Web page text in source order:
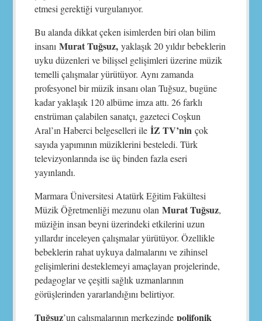
etmesi gerektiği vurgulanıyor.
Bu alanda dikkat çeken isimlerden biri olan bilim
insanı Murat Tuğsuz, yaklaşık 20 yıldır bebeklerin
uyku düzenleri ve bilişsel gelişimleri üzerine müzik
temelli çalışmalar yürütüyor. Aynı zamanda
profesyonel bir müzik insanı olan Tuğsuz, bugüne
kadar yaklaşık 120 albüme imza attı. 26 farklı
enstrüman çalabilen sanatçı, gazeteci Coşkun
Aral’ın Haberci belgeselleri ileİZ TV’nin çok
sayıda yapımının müziklerini besteledi. Türk
televizyonlarında ise üç binden fazla eseri
yayınlandı.
Marmara Üniversitesi Atatürk Eğitim Fakültesi
Müzik Öğretmenliği mezunu olanMurat Tuğsuz,
müziğin insan beyni üzerindeki etkilerini uzun
yıllardır inceleyen çalışmalar yürütüyor. Özellikle
bebeklerin rahat uykuya dalmalarını ve zihinsel
gelişimlerini desteklemeyi amaçlayan projelerinde,
pedagoglar ve çeşitli sağlık uzmanlarının
görüşlerinden yararlandığını belirtiyor.
Tuğsuz’un çalışmalarının merkezindepolifonik